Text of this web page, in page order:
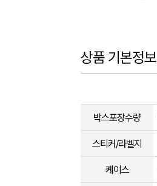
상품 기본정보
박스포장수량
스티커/라벨지
케이스